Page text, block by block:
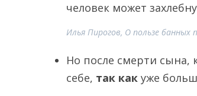
человек может
Илья Пирогов, О пользе банных
Но после смерти сына,
себе, так как уже